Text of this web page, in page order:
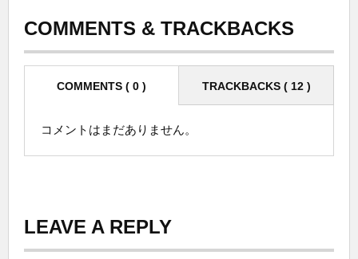
COMMENTS & TRACKBACKS
COMMENTS ( 0 ) TRACKBACKS ( 12 )
コメントはまだありません。
LEAVE A REPLY